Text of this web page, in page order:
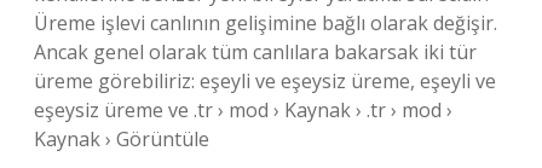
Üreme işlevi canlının gelişimine bağlı olarak değişir.
Ancak genel olarak tüm canlılara bakarsak iki tür
üreme görebiliriz: eşeyli ve eşeysiz üreme, eşeyli ve
eşeysiz üreme ve .tr › mod › Kaynak › .tr › mod ›
Kaynak › Görüntüle